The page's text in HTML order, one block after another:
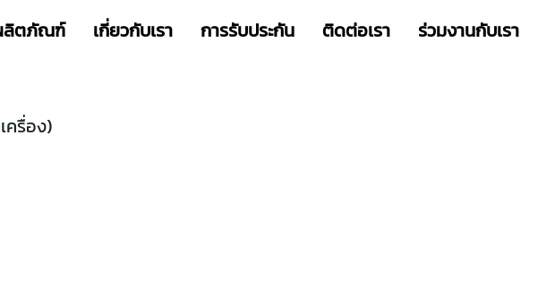
ลิตภัณฑ์ เกี่ยวกับเรา การรับประกัน ติดต่อเรา ร่วมงานกับเรา
ครื่อง)